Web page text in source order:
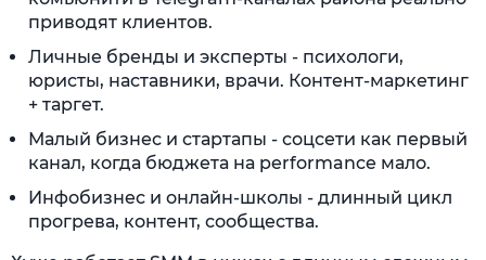
приводят клиентов.
Личные бренды и эксперты - психологи,
юристы, наставники, врачи. Контент-маркетинг
+ таргет.
Малый бизнес и стартапы - соцсети как первый
канал, когда бюджета на performance мало.
Инфобизнес и онлайн-школы - длинный цикл
прогрева, контент, сообщества.